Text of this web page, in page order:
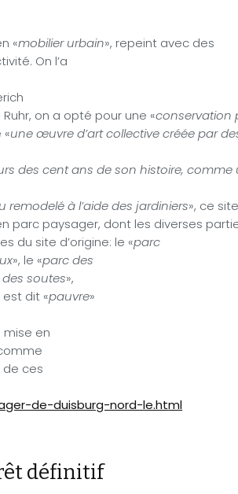
«mobilier urbain», repeint avec des
On l’a
on a opté pour une «conservation
une œuvre d’art collective créée par
des cent ans de son histoire, comme
remodelé à l’aide des jardiniers», ce
parc paysager, dont les diverses
du site d’origine: le «parc
», le «parc des
soutes»,
dit «pauvre»
en
de ces
de-duisburg-nord-le.html
définitif